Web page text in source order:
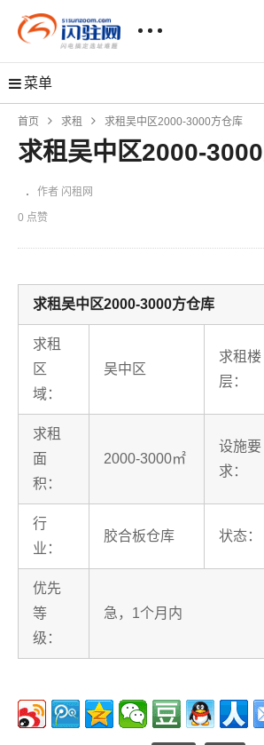
菜单
首页 求租 求租吴中区2000-3000方仓库
求租吴中区2000-
作者 闪租网
0 点赞
求租吴中区2000-3000方仓库
求租
区
域：
吴中区
求租楼
层：
求租
面
积：
2000-3000㎡
设施要
求：
行
业：
胶合板仓库 状态：
优先
等
级：
急，1个月内